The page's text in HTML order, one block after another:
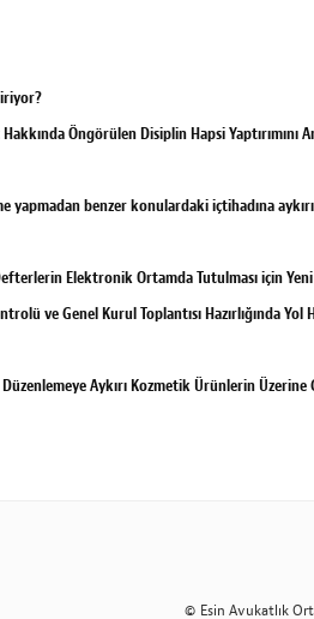
Öngörülen Disiplin Hapsi Yaptırımını
yapmadan benzer konulardaki içtihadına
Elektronik Ortamda Tutulması için
ve Genel Kurul Toplantısı Hazırlığında Yol
Aykırı Kozmetik Ürünlerin Üzerine
© Esin Avukatlık